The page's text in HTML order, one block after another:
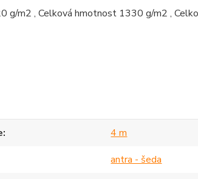
g/m2 , Celková hmotnost 1330 g/m2 ,
4 m
antra - šeda